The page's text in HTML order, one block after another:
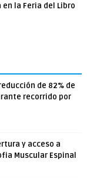
la Feria del Libro
de 82% de
recorrido por
y acceso a
Muscular Espinal